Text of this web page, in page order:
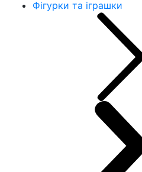
Фігурки та іграшки